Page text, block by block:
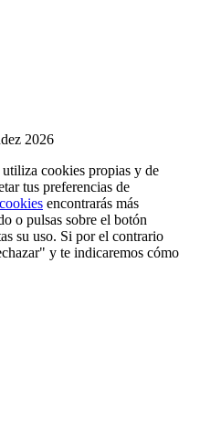
2026
cookies propias y de
tus preferencias de
encontrarás más
o pulsas sobre el botón
su uso. Si por el contrario
y te indicaremos cómo